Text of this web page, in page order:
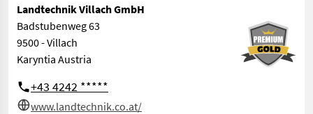
Landtechnik Villach GmbH
Badstubenweg 63
9500 - Villach
Karyntia Austria
+43 4242 *****
www.landtechnik.co.at/